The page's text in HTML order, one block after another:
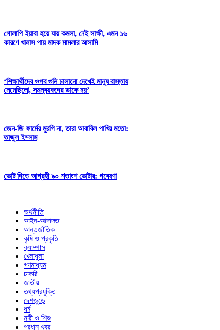
গোলাপি ইয়াবা হয়ে যায় কমলা, নেই সাক্ষী, এমন ১৬
কারণে খালাস পায় মাদক মামলার আসামি
‘শিক্ষার্থীদের ওপর গুলি চালানো দেখেই মানুষ রাস্তায়
নেমেছিলো, সমন্বয়কদের ডাকে নয়’
জেন-জি ফার্মের মুরগি না, তারা আবাবিল পাখির মতো:
তাজুল ইসলাম
ভোট দিতে আগ্রহী ৯০ শতাংশ ভোটার: গবেষণা
অর্থনীতি
আইন-আদালত
আন্তর্জাতিক
কৃষি ও প্রকৃতি
ক্যাম্পাস
খেলাধুলা
গণমাধ্যম
চাকরি
জাতীয়
তথ্যপ্রযুক্তি
দেশজুড়ে
ধর্ম
নারী ও শিশু
প্রধান খবর